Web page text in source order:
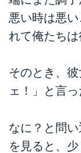
悪い時は悪
れて俺たちは
そのとき、
ェ！」と言っ
なに？と問
を見ると、